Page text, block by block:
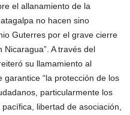
el allanamiento de la
no hacen sino
Guterres por el grave cierre
A través del
su llamamiento al
“la protección de los
particularmente los
libertad de asociación,